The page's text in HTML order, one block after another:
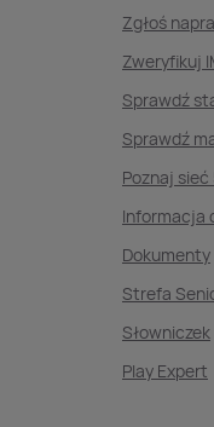
Zgłoś
Zweryfikuj
Sprawdź
Sprawdź
Poznaj sieć
Informacja
Dokumenty
Strefa
Słowniczek
Play Expert